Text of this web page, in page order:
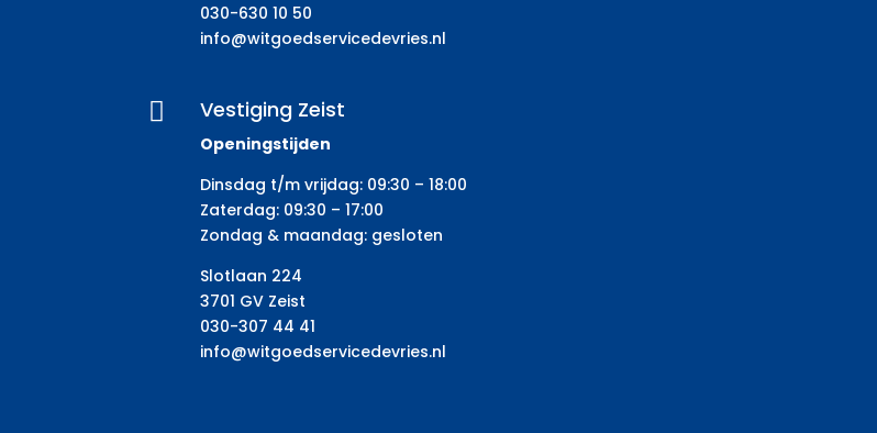
030-630 10 50
info@witgoedservicedevries.nl
 Vestiging Zeist
Openingstijden
Dinsdag t/m vrijdag: 09:30 – 18:00
Zaterdag: 09:30 – 17:00
Zondag & maandag: gesloten
Slotlaan 224
3701 GV Zeist
030-307 44 41
info@witgoedservicedevries.nl